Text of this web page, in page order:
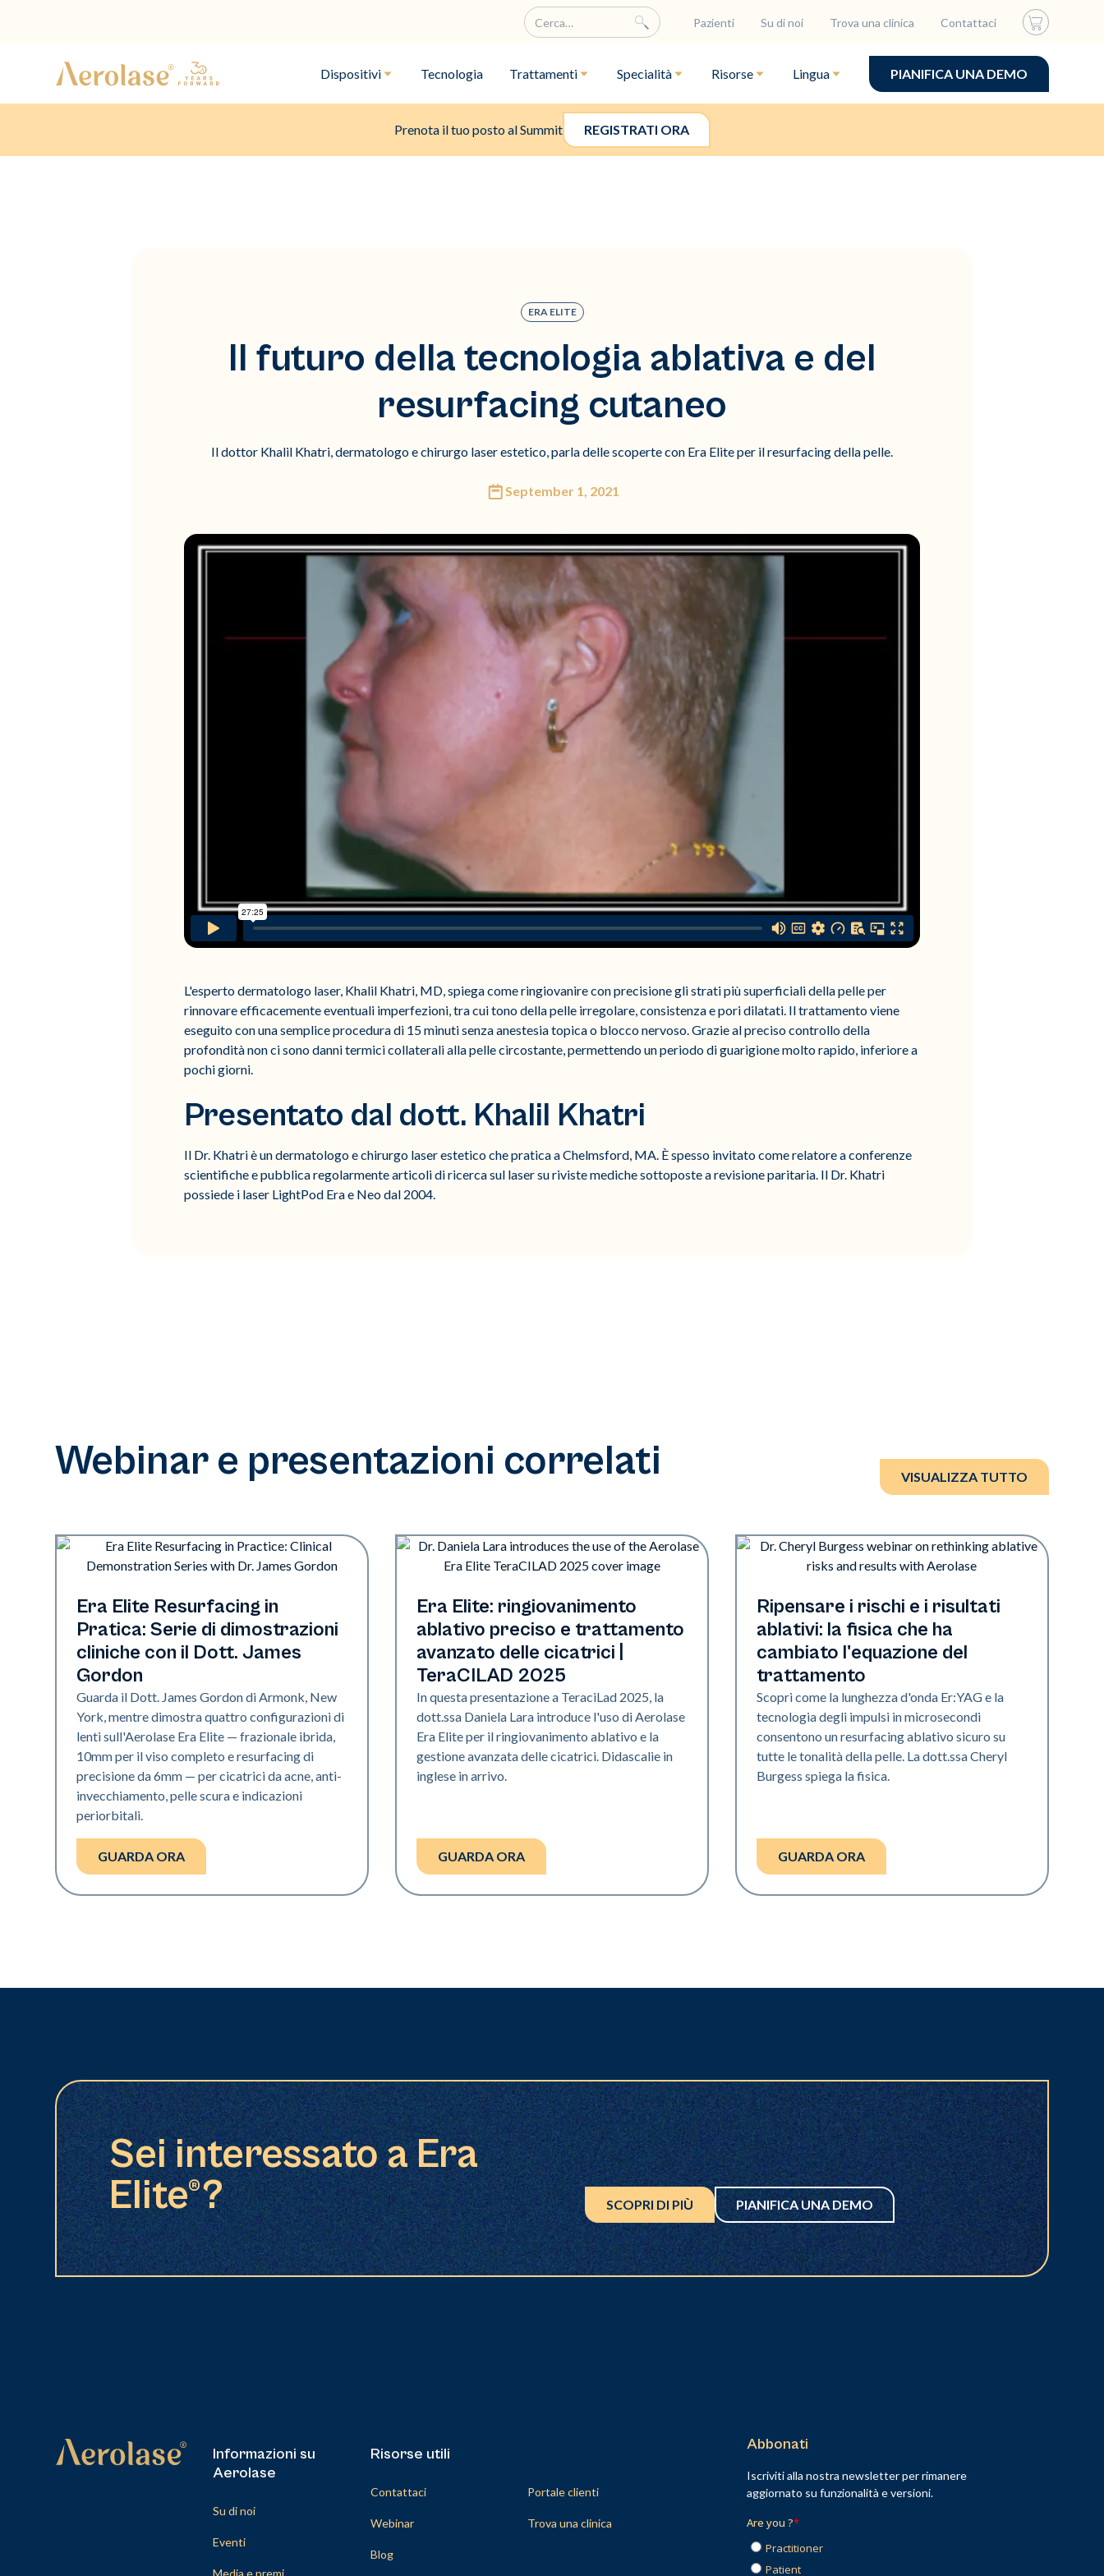
Pazienti Su di noi Trova una clinica Contattaci
Dispositivi Tecnologia Trattamenti Specialità Risorse Lingua PIANIFICA UNA DEMO
Prenota il tuo posto al Summit REGISTRATI ORA
ERA ELITE
Il futuro della tecnologia ablativa e del
resurfacing cutaneo
Il dottor Khalil Khatri, dermatologo e chirurgo laser estetico, parla delle scoperte con Era Elite per il resurfacing della pelle.
September 1, 2021
L'esperto dermatologo laser, Khalil Khatri, MD, spiega come ringiovanire con precisione gli strati più superficiali della pelle per
rinnovare efficacemente eventuali imperfezioni, tra cui tono della pelle irregolare, consistenza e pori dilatati. Il trattamento viene
eseguito con una semplice procedura di 15 minuti senza anestesia topica o blocco nervoso. Grazie al preciso controllo della
profondità non ci sono danni termici collaterali alla pelle circostante, permettendo un periodo di guarigione molto rapido, inferiore a
pochi giorni.
Presentato dal dott. Khalil Khatri
Il Dr. Khatri è un dermatologo e chirurgo laser estetico che pratica a Chelmsford, MA. È spesso invitato come relatore a conferenze
scientifiche e pubblica regolarmente articoli di ricerca sul laser su riviste mediche sottoposte a revisione paritaria. Il Dr. Khatri
possiede i laser LightPod Era e Neo dal 2004.
Webinar e presentazioni correlati VISUALIZZA TUTTO
Era Elite
Era Elite Resurfacing in
Pratica: Serie di dimostrazioni
cliniche con il Dott. James
Gordon
Guarda il Dott. James Gordon di Armonk, New
York, mentre dimostra quattro configurazioni di
lenti sull'Aerolase Era Elite — frazionale ibrida,
10mm per il viso completo e resurfacing di
precisione da 6mm — per cicatrici da acne, anti-
invecchiamento, pelle scura e indicazioni
periorbitali.
GUARDA ORA
Era Elite
Era Elite: ringiovanimento
ablativo preciso e trattamento
avanzato delle cicatrici |
TeraCILAD 2025
In questa presentazione a TeraciLad 2025, la
dott.ssa Daniela Lara introduce l'uso di Aerolase
Era Elite per il ringiovanimento ablativo e la
gestione avanzata delle cicatrici. Didascalie in
inglese in arrivo.
GUARDA ORA
Era Elite
Ripensare i rischi e i risultati
ablativi: la fisica che ha
cambiato l'equazione del
trattamento
Scopri come la lunghezza d'onda Er:YAG e la
tecnologia degli impulsi in microsecondi
consentono un resurfacing ablativo sicuro su
tutte le tonalità della pelle. La dott.ssa Cheryl
Burgess spiega la fisica.
GUARDA ORA
Sei interessato a Era
Elite®?
SCOPRI DI PIÙ PIANIFICA UNA DEMO
Informazioni su
Aerolase
Su di noi
Eventi
Media e premi
Risorse utili
Contattaci
Webinar
Blog
Portale clienti
Trova una clinica
Abbonati
Iscriviti alla nostra newsletter per rimanere
aggiornato su funzionalità e versioni.